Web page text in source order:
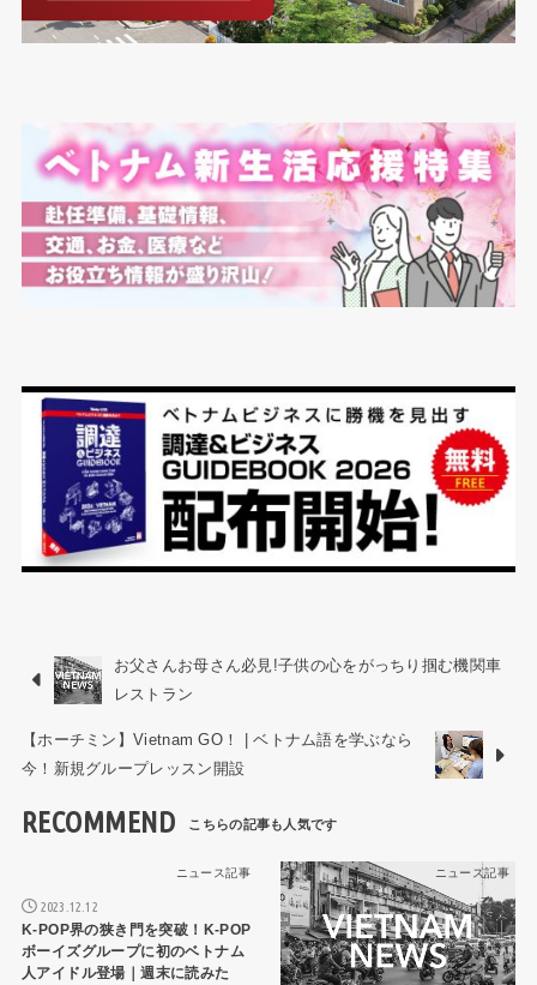
お父さんお母さん必見!子供の心をがっちり掴む機関車
レストラン
【ホーチミン】Vietnam GO！ | ベトナム語を学ぶなら
今！新規グループレッスン開設
RECOMMEND
ニュース記事
2023.12.12
K-POP界の狭き門を突破！K-POP
ボーイズグループに初のベトナム
人アイドル登場｜週末に読みた
ニュース記事